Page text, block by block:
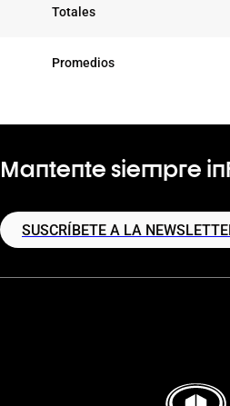
Totales
Promedios
Mantente siempre
SUSCRÍBETE A LA